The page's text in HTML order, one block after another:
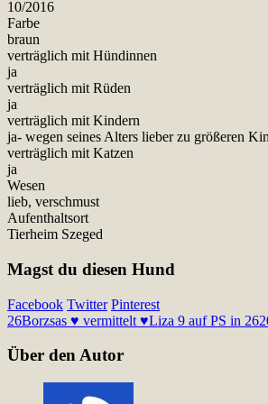
10/2016
Farbe
braun
verträglich mit Hündinnen
ja
verträglich mit Rüden
ja
verträglich mit Kindern
ja- wegen seines Alters lieber zu größeren
verträglich mit Katzen
ja
Wesen
lieb, verschmust
Aufenthaltsort
Tierheim Szeged
Magst du diesen Hund
Facebook Twitter Pinterest
26Borzsas ♥ vermittelt ♥Liza 9 auf PS in
Über den Autor